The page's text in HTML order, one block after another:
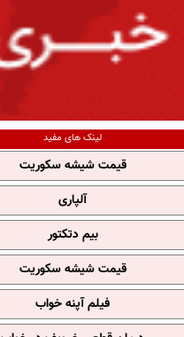
لینک های مفید
قیمت شیشه سکوریت
آلپاری
بیم دتکتور
قیمت شیشه سکوریت
فیلم آپنه خواب